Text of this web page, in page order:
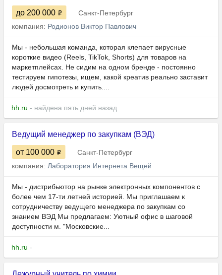
до 200 000
Санкт-Петербург
компания: Родионов Виктор Павлович
Мы - небольшая команда, которая клепает вирусные
короткие видео (Reels, TikTok, Shorts) для товаров на
маркетплейсах. Не сидим на одном бренде - постоянно
тестируем гипотезы, ищем, какой креатив реально заставит
людей досмотреть и купить....
hh.ru - найдена пять дней назад
Ведущий менеджер по закупкам (ВЭД)
от 100 000
Санкт-Петербург
компания: Лаборатория Интернета Вещей
Мы - дистрибьютор на рынке электронных компонентов с
более чем 17-ти летней историей. Мы приглашаем к
сотрудничеству ведущего менеджера по закупкам со
знанием ВЭД Мы предлагаем: Уютный офис в шаговой
доступности м. "Московские...
hh.ru -